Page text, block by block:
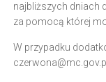
najbliższych dniach
za pomocą której
W przypadku
czerwona@mc.gov.pl